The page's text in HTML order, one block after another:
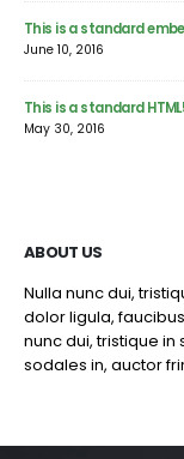
This is a standard
June 10, 2016
This is a standard
May 30, 2016
ABOUT US
Nulla nunc dui,
dolor ligula,
nunc dui, tristique
sodales in, auctor